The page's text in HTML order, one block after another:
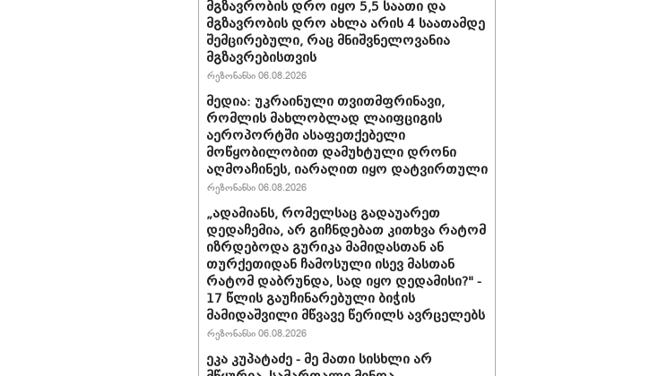
მგზავრობის დრო იყო 5,5 საათი და
მგზავრობის დრო ახლა არის 4 საათამდე
შემცირებული, რაც მნიშვნელოვანია
მგზავრებისთვის
რეზონანსი 06.08.2026
მედია: უკრაინული თვითმფრინავი,
რომლის მახლობლად ლაიფციგის
აეროპორტში ასაფეთქებელი
მოწყობილობით დამუხტული დრონი
აღმოაჩინეს, იარაღით იყო დატვირთული
რეზონანსი 06.08.2026
„ადამიანს, რომელსაც გადაუარეთ
დედაჩემია, არ გიჩნდებათ კითხვა რატომ
იზრდებოდა გურიკა მამიდასთან ან
თურქეთიდან ჩამოსული ისევ მასთან
რატომ დაბრუნდა, სად იყო დედამისი?" -
17 წლის გაუჩინარებული ბიჭის
მამიდაშვილი მწვავე წერილს ავრცელებს
რეზონანსი 06.08.2026
ეკა კუპატაძე - მე მათი სისხლი არ